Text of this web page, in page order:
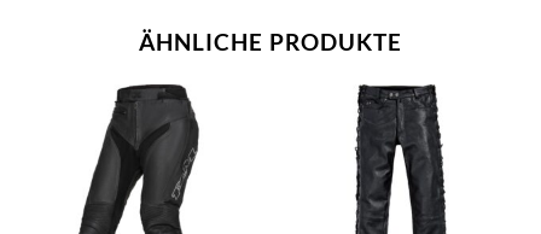
ÄHNLICHE PRODUKTE